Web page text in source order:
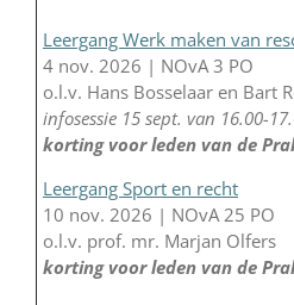
Leergang Werk maken van
4 nov. 2026 | NOvA 3 PO
o.l.v. Hans Bosselaar en Bart
infosessie 15 sept. van 16.00-
korting voor leden van de
Leergang Sport en recht
10 nov. 2026 | NOvA 25 PO
o.l.v. prof. mr. Marjan Olfers
korting voor leden van de